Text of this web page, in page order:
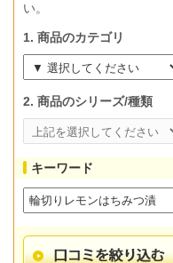
い。
1. 商品のカテゴリ
2. 商品のシリーズ/種類
キーワード